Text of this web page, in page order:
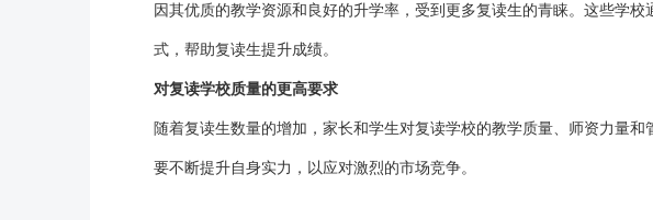
因其优质的教学资源和良好的升学率，受到更多复读生的青睐。这些学
式，帮助复读生提升成绩。
对复读学校质量的更高要求
随着复读生数量的增加，家长和学生对复读学校的教学质量、师资力量和
要不断提升自身实力，以应对激烈的市场竞争。